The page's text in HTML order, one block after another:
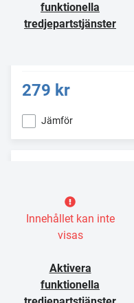
funktionella
tredjepartstjänster
279 kr
Jämför
Innehållet kan inte
visas
Aktivera
funktionella